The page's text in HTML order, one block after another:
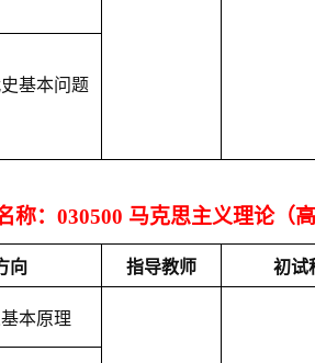
基本问题
称： 030500 马克思主义理论（
向 指导教师 初试
本原理